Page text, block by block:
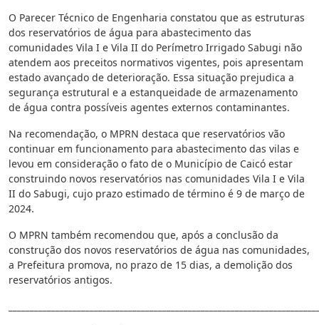
O Parecer Técnico de Engenharia constatou que as estruturas
dos reservatórios de água para abastecimento das
comunidades Vila I e Vila II do Perímetro Irrigado Sabugi não
atendem aos preceitos normativos vigentes, pois apresentam
estado avançado de deterioração. Essa situação prejudica a
segurança estrutural e a estanqueidade de armazenamento
de água contra possíveis agentes externos contaminantes.
Na recomendação, o MPRN destaca que reservatórios vão
continuar em funcionamento para abastecimento das vilas e
levou em consideração o fato de o Município de Caicó estar
construindo novos reservatórios nas comunidades Vila I e Vila
II do Sabugi, cujo prazo estimado de término é 9 de março de
2024.
O MPRN também recomendou que, após a conclusão da
construção dos novos reservatórios de água nas comunidades,
a Prefeitura promova, no prazo de 15 dias, a demolição dos
reservatórios antigos.